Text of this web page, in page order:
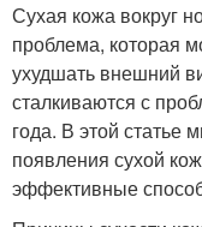
Сухая кожа вокруг
проблема, которая
ухудшать внешний
сталкиваются с
года. В этой
появления сухой
эффективные